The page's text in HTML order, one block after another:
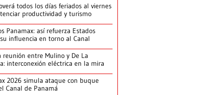
todos los días feriados al viernes
productividad y turismo
Panamax: así refuerza Estados
influencia en torno al Canal
reunión entre Mulino y De La
interconexión eléctrica en la mira
2026 simula ataque con buque
Canal de Panamá